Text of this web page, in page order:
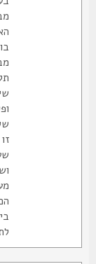
מביא
שלי
זו
ושזה
בירי
לתקן